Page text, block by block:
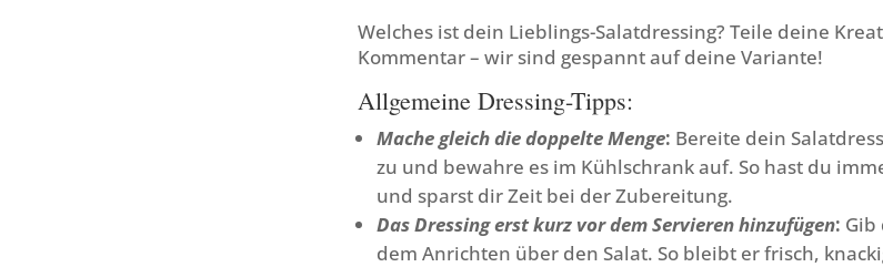
Welches ist dein Lieblings-Salatdressing? Teile deine
Kommentar – wir sind gespannt auf deine Variante!
Allgemeine Dressing-Tipps:
Mache gleich die doppelte Menge: Bereite dein
zu und bewahre es im Kühlschrank auf. So hast du
und sparst dir Zeit bei der Zubereitung.
Das Dressing erst kurz vor dem Servieren hinzufügen: Gib
dem Anrichten über den Salat. So bleibt er frisch,